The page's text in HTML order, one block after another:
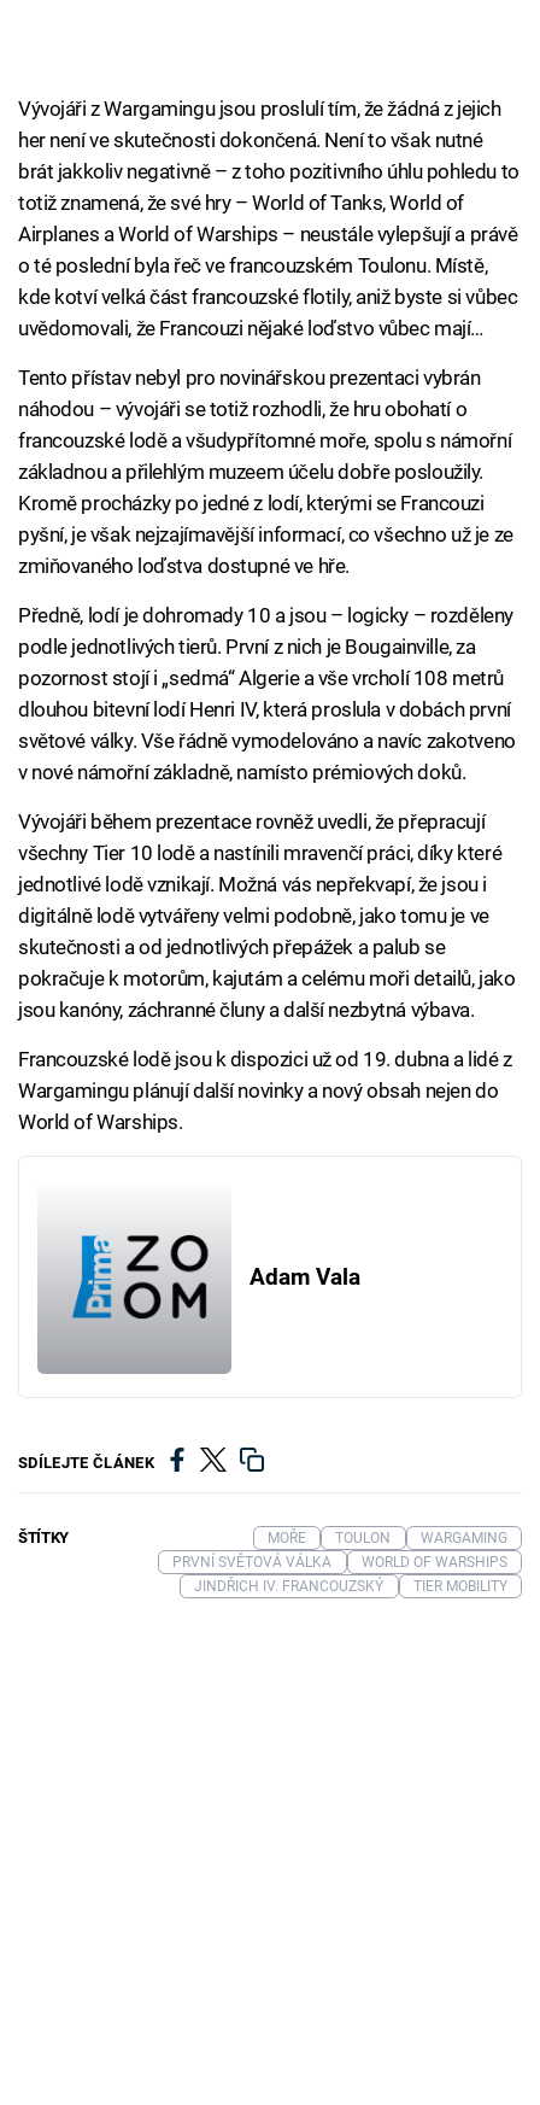
Vývojáři z Wargamingu jsou proslulí tím, že žádná z jejich
her není ve skutečnosti dokončená. Není to však nutné
brát jakkoliv negativně – z toho pozitivního úhlu pohledu to
totiž znamená, že své hry – World of Tanks, World of
Airplanes a World of Warships – neustále vylepšují a právě
o té poslední byla řeč ve francouzském Toulonu. Místě,
kde kotví velká část francouzské flotily, aniž byste si vůbec
uvědomovali, že Francouzi nějaké loďstvo vůbec mají…
Tento přístav nebyl pro novinářskou prezentaci vybrán
náhodou – vývojáři se totiž rozhodli, že hru obohatí o
francouzské lodě a všudypřítomné moře, spolu s námořní
základnou a přilehlým muzeem účelu dobře posloužily.
Kromě procházky po jedné z lodí, kterými se Francouzi
pyšní, je však nejzajímavější informací, co všechno už je ze
zmiňovaného loďstva dostupné ve hře.
Předně, lodí je dohromady 10 a jsou – logicky – rozděleny
podle jednotlivých tierů. První z nich je Bougainville, za
pozornost stojí i „sedmá“ Algerie a vše vrcholí 108 metrů
dlouhou bitevní lodí Henri IV, která proslula v dobách první
světové války. Vše řádně vymodelováno a navíc zakotveno
v nové námořní základně, namísto prémiových doků.
Vývojáři během prezentace rovněž uvedli, že přepracují
všechny Tier 10 lodě a nastínili mravenčí práci, díky které
jednotlivé lodě vznikají. Možná vás nepřekvapí, že jsou i
digitálně lodě vytvářeny velmi podobně, jako tomu je ve
skutečnosti a od jednotlivých přepážek a palub se
pokračuje k motorům, kajutám a celému moři detailů, jako
jsou kanóny, záchranné čluny a další nezbytná výbava.
Francouzské lodě jsou k dispozici už od 19. dubna a lidé z
Wargamingu plánují další novinky a nový obsah nejen do
World of Warships.
Adam Vala
SDÍLEJTE ČLÁNEK
ŠTÍTKY MOŘE TOULON
WARGAMING
PRVNÍ SVĚTOVÁ VÁLKA
WORLD OF WARSHIPS
JINDŘICH IV. FRANCOUZSKÝ
TIER MOBILITY